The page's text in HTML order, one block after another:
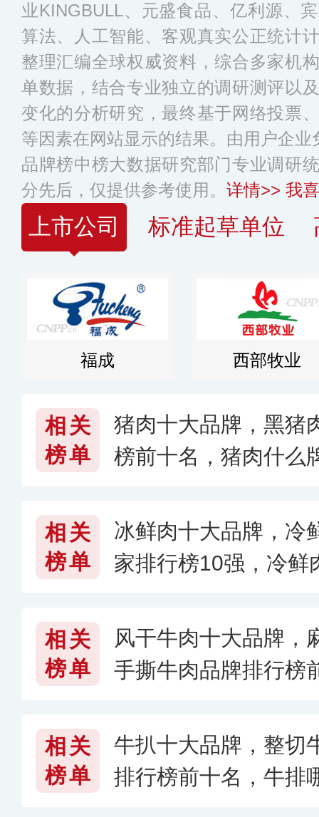
业KINGBULL、元盛食品、亿利源、
算法、人工智能、客观真实公正统计
整理汇编全球权威资料，综合多家机
单数据，结合专业独立的调研测评以
变化的分析研究，最终基于网络投票
等因素在网站显示的结果。由用户企
品牌榜中榜大数据研究部门专业调研
分先后，仅提供参考使用。 详情>> 我
上市公司 标准起草单位
福成 西部牧业
相关
榜单
猪肉十大品牌，黑猪
榜前十名，猪肉什么
相关
榜单
冰鲜肉十大品牌，冷
家排行榜10强，冷鲜
相关
榜单
风干牛肉十大品牌，
手撕牛肉品牌排行榜
相关
榜单
牛扒十大品牌，整切
排行榜前十名，牛排